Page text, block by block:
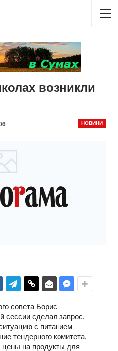
возникли
НОВИНИ
совета Борис
сделал запрос,
с питанием
тендерного комитета,
цены на продукты для